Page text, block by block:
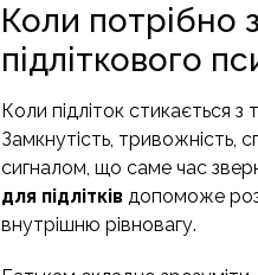
Коли потрібно
підліткового
Коли підліток стикається
Замкнутість, тривожність,
сигналом, що саме час
для підлітків допоможе
внутрішню рівновагу.